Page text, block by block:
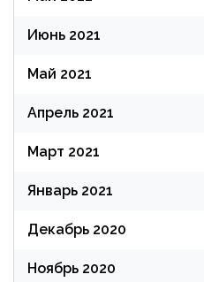
Июнь 2021
Май 2021
Апрель 2021
Март 2021
Январь 2021
Декабрь 2020
Ноябрь 2020